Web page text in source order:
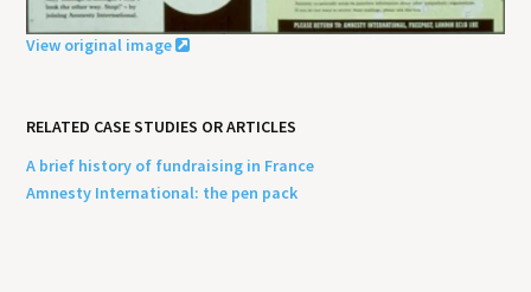
View original image
RELATED CASE STUDIES OR ARTICLES
A brief history of fundraising in France
Amnesty International: the pen pack